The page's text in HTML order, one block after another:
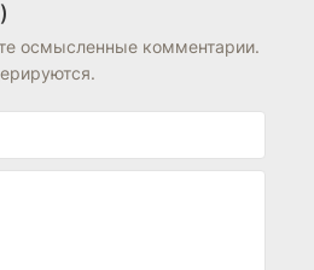
осмысленные комментарии.